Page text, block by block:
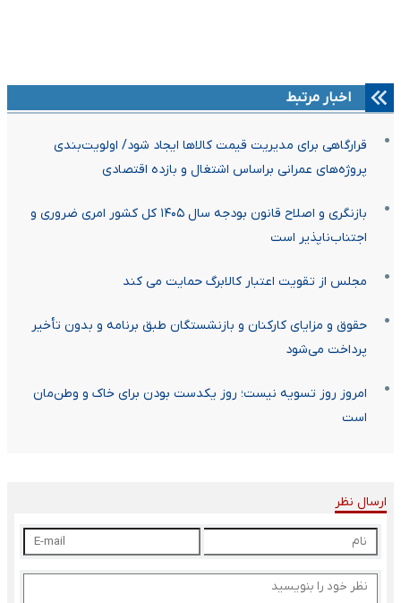
اخبار مرتبط
قرارگاهی برای مدیریت قیمت کالاها ایجاد شود/ اولویت‌بندی
پروژه‌های عمرانی براساس اشتغال و بازده اقتصادی
بازنگری و اصلاح قانون بودجه سال ۱۴۰۵ کل کشور امری ضروری و
اجتناب‌ناپذیر است
مجلس از تقویت اعتبار کالابرگ حمایت می کند
حقوق و مزایای کارکنان و بازنشستگان طبق برنامه و بدون تأخیر
پرداخت می‌شود
امروز روز تسویه نیست؛ روز یکدست بودن برای خاک و وطن‌مان
است
ارسال نظر